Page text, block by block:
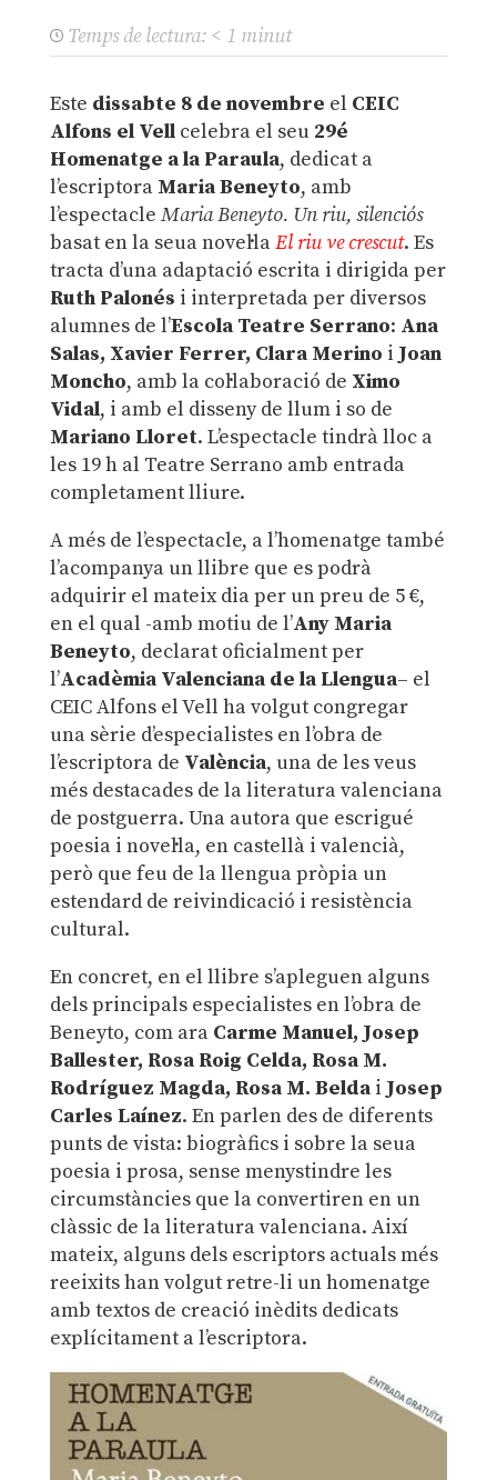
Temps de lectura: < 1 minut
Este dissabte 8 de novembre el CEIC
Alfons el Vellcelebra el seu 29é
Homenatge a la Paraula, dedicat a
l’escriptora Maria Beneyto, amb
l’espectacle Maria Beneyto. Un riu, silenciós
basat en la seua novel·laEl riu ve crescut. Es
tracta d’una adaptació escrita i dirigida per
Ruth Palonés i interpretada per diversos
alumnes de l’Escola Teatre Serrano: Ana
Salas, Xavier Ferrer, Clara Merino i Joan
Moncho, amb la col·laboració de Ximo
Vidal, i amb el disseny de llum i so de
Mariano Lloret. L’espectacle tindrà lloc a
les 19 h al Teatre Serrano amb entrada
completament lliure.
A més de l’espectacle, a l’homenatge també
l’acompanya un llibre que es podrà
adquirir el mateix dia per un preu de 5 €,
en el qual -amb motiu de l’Any Maria
Beneyto, declarat oficialment per
l’Acadèmia Valenciana de la Llengua– el
CEIC Alfons el Vell ha volgut congregar
una sèrie d’especialistes en l’obra de
l’escriptora de València, una de les veus
més destacades de la literatura valenciana
de postguerra. Una autora que escrigué
poesia i novel·la, en castellà i valencià,
però que feu de la llengua pròpia un
estendard de reivindicació i resistència
cultural.
En concret, en el llibre s’apleguen alguns
dels principals especialistes en l’obra de
Beneyto, com ara Carme Manuel, Josep
Ballester, Rosa Roig Celda, Rosa M.
Rodríguez Magda, Rosa M. Beldai Josep
Carles Laínez. En parlen des de diferents
punts de vista: biogràfics i sobre la seua
poesia i prosa, sense menystindre les
circumstàncies que la convertiren en un
clàssic de la literatura valenciana. Així
mateix, alguns dels escriptors actuals més
reeixits han volgut retre-li un homenatge
amb textos de creació inèdits dedicats
explícitament a l’escriptora.